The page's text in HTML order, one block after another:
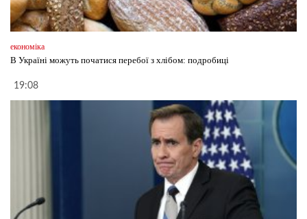
економіка
В Україні можуть початися перебої з хлібом: подробиці
19:08